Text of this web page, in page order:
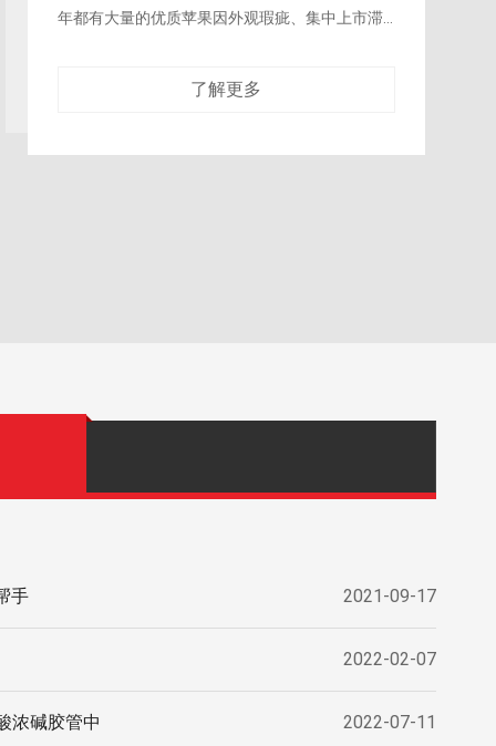
热、冷却，不仅能耗居高不下，加热过程中产生
手 2021-09-17
2022-02-07
浓碱胶管中 2022-07-11